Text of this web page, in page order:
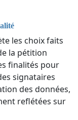
les choix faits
la pétition
finalités pour
signataires
des données,
reflétées sur